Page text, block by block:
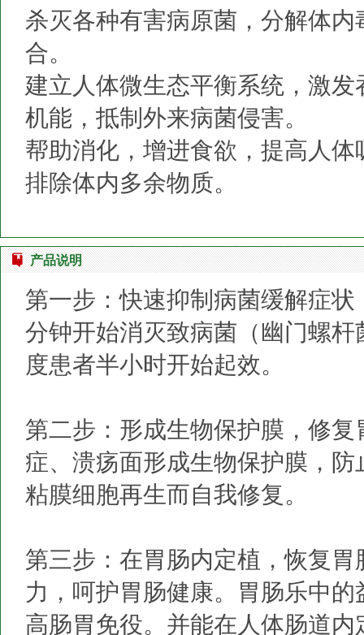
杀灭各种有害病原菌，分解体
合。
建立人体微生态平衡系统，激
机能，抵制外来病菌侵害。
帮助消化，增进食欲，提高人
排除体内多余物质。
产品说明
第一步：快速抑制病菌缓解症
分钟开始消灭致病菌（幽门螺
度患者半小时开始起效。
第二步：形成生物保护膜，修
症、溃疡面形成生物保护膜，
粘膜细胞再生而自我修复。
第三步：在胃肠内定植，恢复
力，呵护胃肠健康。胃肠乐中
高肠胃免役。并能在人体肠道